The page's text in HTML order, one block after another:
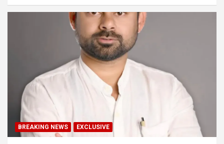
BREAKING NEWS EXCLUSIVE